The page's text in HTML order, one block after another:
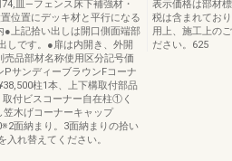
皿―フェンス床下補強材・
位置にデッキ材と平行になる
●上記拾い出しは開口側面端部
しです。●扉は内開き、外開
品部材名称使用区分記号価
サンディーブラウンFコーナ
柱1本、上下構取付部品
付ビスコーナー自在柱①く
木げコーナーキャップ
面納まり。3面納まりの拾い
れ替えてください。
表示価格は部材
税は含まれてお
用上、施工上の
ださい。625